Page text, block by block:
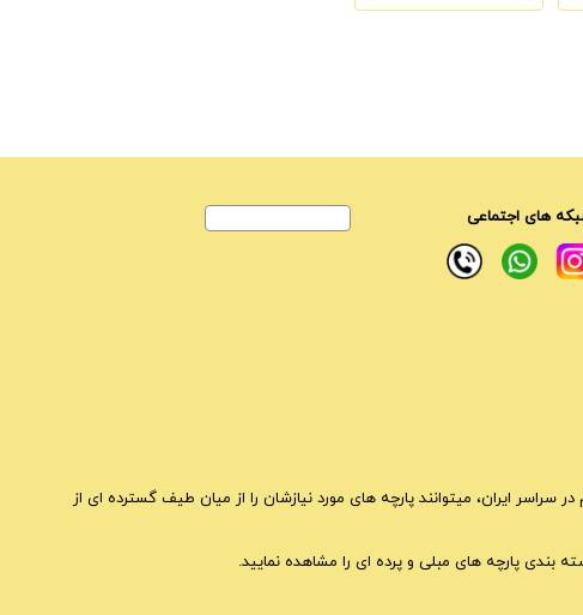
های اجتماعی
ایران، میتوانند پارچه های مورد نیازشان را از میان طیف گسترده ای از
بندی پارچه های مبلی و پرده ای را مشاهده نمایید.